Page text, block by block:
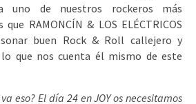
uno de nuestros rockeros más
RAMONCÍN & LOS ELÉCTRICOS
sonar buen Rock & Roll callejero y
que nos cuenta él mismo de este
eso? El día 24 en JOY os necesitamos